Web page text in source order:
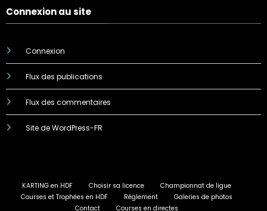
Connexion au site
Connexion
Flux des publications
Flux des commentaires
Site de WordPress-FR
KARTING en HDF Choisir sa licence
Championnat de ligue
Courses et Trophées en HDF
Réglement
Galeries de photos
Contact
Courses en directes